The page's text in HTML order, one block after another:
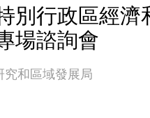
別行政區經
場諮詢會
究和區域發展局